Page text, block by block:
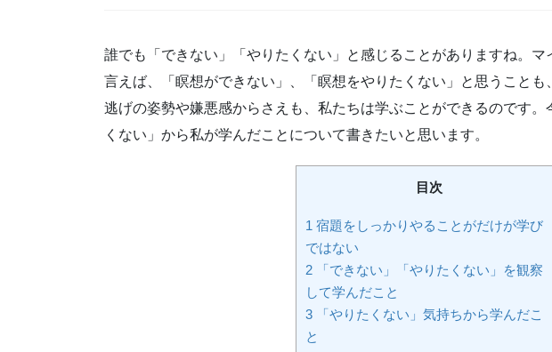
誰でも「できない」「やりたくない」と感じることがありますね。マ
言えば、「瞑想ができない」、「瞑想をやりたくない」と思うこと
逃げの姿勢や嫌悪感からさえも、私たちは学ぶことができるのです。
くない」から私が学んだことについて書きたいと思います。
目次
1 宿題をしっかりやることがだけが学び
ではない
2 「できない」「やりたくない」を観察
して学んだこと
3 「やりたくない」気持ちから学んだこ
と